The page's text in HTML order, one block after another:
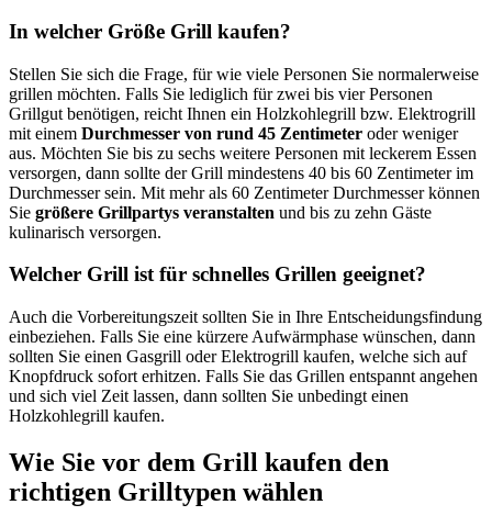
In welcher Größe Grill kaufen?
Stellen Sie sich die Frage, für wie viele Personen Sie normalerweise
grillen möchten. Falls Sie lediglich für zwei bis vier Personen
Grillgut benötigen, reicht Ihnen ein Holzkohlegrill bzw. Elektrogrill
mit einem Durchmesser von rund 45 Zentimeter oder weniger
aus. Möchten Sie bis zu sechs weitere Personen mit leckerem Essen
versorgen, dann sollte der Grill mindestens 40 bis 60 Zentimeter im
Durchmesser sein. Mit mehr als 60 Zentimeter Durchmesser können
Sie größere Grillpartys veranstalten und bis zu zehn Gäste
kulinarisch versorgen.
Welcher Grill ist für schnelles Grillen geeignet?
Auch die Vorbereitungszeit sollten Sie in Ihre Entscheidungsfindung
einbeziehen. Falls Sie eine kürzere Aufwärmphase wünschen, dann
sollten Sie einen Gasgrill oder Elektrogrill kaufen, welche sich auf
Knopfdruck sofort erhitzen. Falls Sie das Grillen entspannt angehen
und sich viel Zeit lassen, dann sollten Sie unbedingt einen
Holzkohlegrill kaufen.
Wie Sie vor dem Grill kaufen den
richtigen Grilltypen wählen